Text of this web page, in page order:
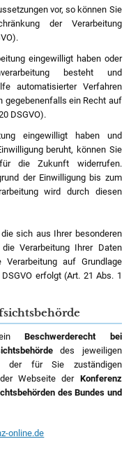
vor, so können Sie
der Verarbeitung
eingewilligt haben oder
besteht und
automatisierter Verfahren
gegebenenfalls ein Recht auf
DSGVO).
eingewilligt haben und
beruht, können Sie
die Zukunft widerrufen.
der Einwilligung bis zum
wird durch diesen
sich aus Ihrer besonderen
Verarbeitung Ihrer Daten
Verarbeitung auf Grundlage
erfolgt (Art. 21 Abs. 1
einBeschwerderecht bei
des jeweiligen
der für Sie zuständigen
Webseite der Konferenz
des Bundes und
online.de